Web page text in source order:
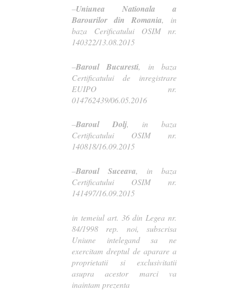
–Uniunea Nationala a
Barourilor din Romania, in
baza Cerificatului OSIM nr.
140322/13.08.2015
–Baroul Bucuresti, in baza
Certificatului de inregistrare
EUIPO nr.
014762439/06.05.2016
–Baroul Dolj, in baza
Certificatului OSIM nr.
140818/16.09.2015
–Baroul Suceava, in baza
Certificatului OSIM nr.
141497/16.09.2015
in temeiul art. 36 din Legea nr.
84/1998 rep. noi, subscrisa
Uniune intelegand sa ne
exercitam dreptul de aparare a
proprietatii si exclusivitatii
asupra acestor marci va
inaintam prezenta